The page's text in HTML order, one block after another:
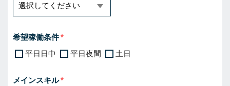
希望稼働条件
平日日中
平日夜間 土日
メインスキル